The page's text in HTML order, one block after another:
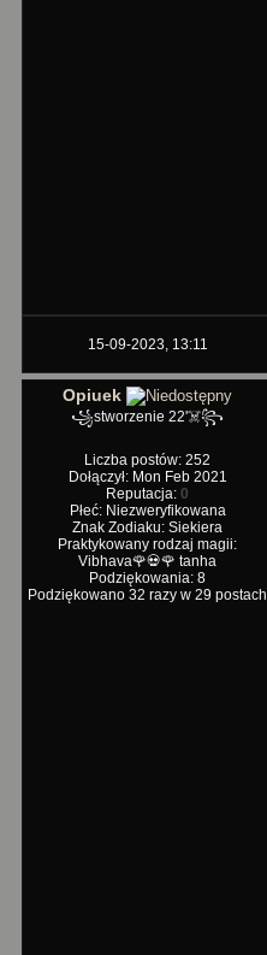
15-09-2023, 13:11
Opiuek
꧁stworzenie 22'☠️꧂
Liczba postów: 252
Dołączył: Mon Feb 2021
Reputacja: 0
Płeć: Niezweryfikowana
Znak Zodiaku: Siekiera
Praktykowany rodzaj magii:
Vibhava🌹💀🌹 tanha
Podziękowania: 8
Podziękowano 32 razy w 29 postach